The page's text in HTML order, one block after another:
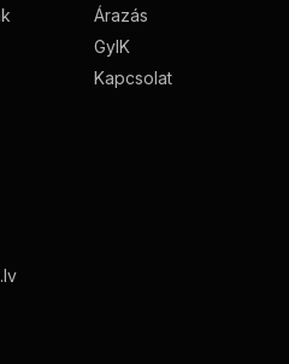
Árazás
GyIK
Kapcsolat